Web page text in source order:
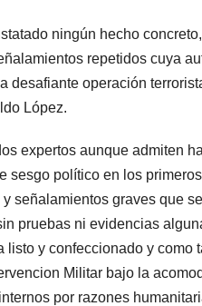
ningún hecho
repetidos cuya
desafiante operación
López.
expertos aunque admiten
sesgo político en los
señalamientos graves que
pruebas ni evidencias
y confeccionado y como
Militar bajo la
por razones